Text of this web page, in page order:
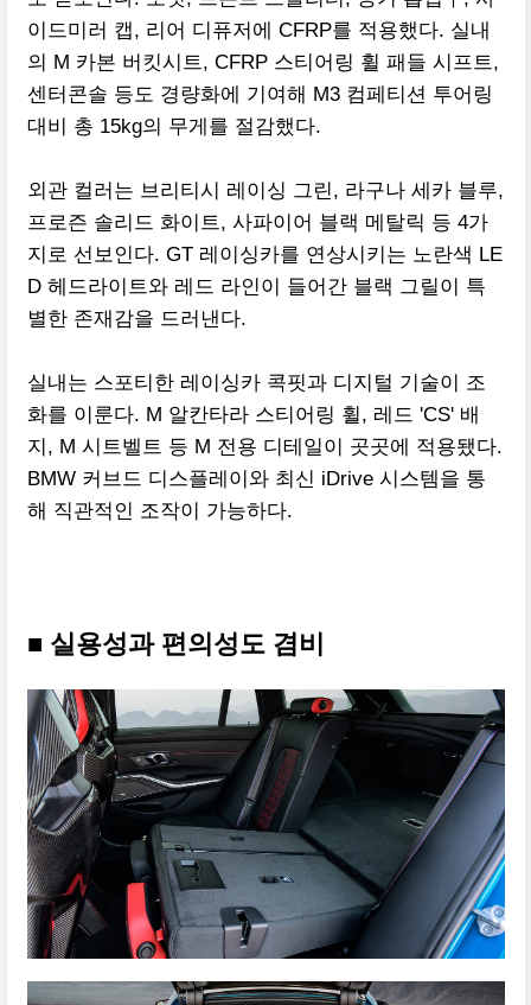
이드미러 캡, 리어 디퓨저에 CFRP를 적용했다. 실내
의 M 카본 버킷시트, CFRP 스티어링 휠 패들 시프트,
센터콘솔 등도 경량화에 기여해 M3 컴페티션 투어링
대비 총 15kg의 무게를 절감했다.
외관 컬러는 브리티시 레이싱 그린, 라구나 세카 블루,
프로즌 솔리드 화이트, 사파이어 블랙 메탈릭 등 4가
지로 선보인다. GT 레이싱카를 연상시키는 노란색 LE
D 헤드라이트와 레드 라인이 들어간 블랙 그릴이 특
별한 존재감을 드러낸다.
실내는 스포티한 레이싱카 콕핏과 디지털 기술이 조
화를 이룬다. M 알칸타라 스티어링 휠, 레드 'CS' 배
지, M 시트벨트 등 M 전용 디테일이 곳곳에 적용됐다.
BMW 커브드 디스플레이와 최신 iDrive 시스템을 통
해 직관적인 조작이 가능하다.
■ 실용성과 편의성도 겸비